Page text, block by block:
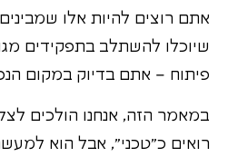
אתם רוצים להיות אלו
שיוכלו להשתלב בתפקידים
פיתוח – אתם בדיוק במקום
במאמר הזה, אנחנו הולכים
רואים כ"טכני", אבל הוא